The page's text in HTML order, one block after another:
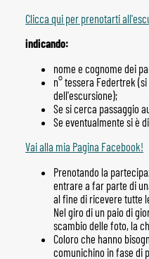
Clicca qui per prenotarti
indicando:
nome e cognome dei
n° tessera Federtrek
dell'escursione);
Se si cerca passaggio
Se eventualmente si è
Vai alla mia Pagina Facebook!
Prenotando la
entrare a far parte di
al fine di ricevere tutte
Nel giro di un paio di
scambio delle foto, la
Coloro che hanno
comunichino in fase di